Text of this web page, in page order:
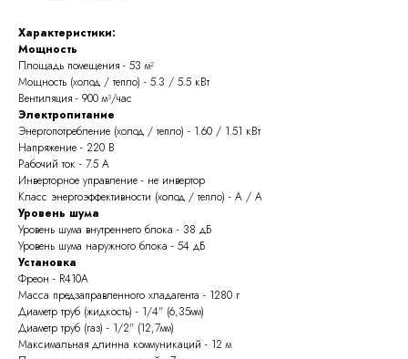
Характеристики:
Мощность
Площадь помещения - 53 м²
Мощность (холод / тепло) - 5.3 / 5.5 кВт
Вентиляция - 900 м³/час
Электропитание
Энергопотребление (холод / тепло) - 1.60 / 1.51 кВт
Напряжение - 220 В
Рабочий ток - 7.5 А
Инверторное управление - не инвертор
Класс энергоэффективности (холод / тепло) - A / A
Уровень шума
Уровень шума внутреннего блока - 38 дБ
Уровень шума наружного блока - 54 дБ
Установка
Фреон - R410A
Масса предзаправленного хладагента - 1280 г
Диаметр труб (жидкость) - 1/4" (6,35мм)
Диаметр труб (газ) - 1/2" (12,7мм)
Максимальная длинна коммуникаций - 12 м